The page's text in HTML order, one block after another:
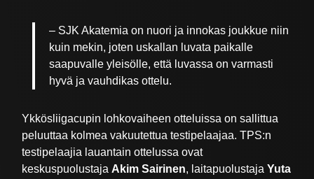
– SJK Akatemia on nuori ja innokas joukkue niin
kuin mekin, joten uskallan luvata paikalle
saapuvalle yleisölle, että luvassa on varmasti
hyvä ja vauhdikas ottelu.
Ykkösliigacupin lohkovaiheen otteluissa on sallittua
peluuttaa kolmea vakuutettua testipelaajaa. TPS:n
testipelaajia lauantain ottelussa ovat
keskuspuolustaja Akim Sairinen, laitapuolustajaYuta